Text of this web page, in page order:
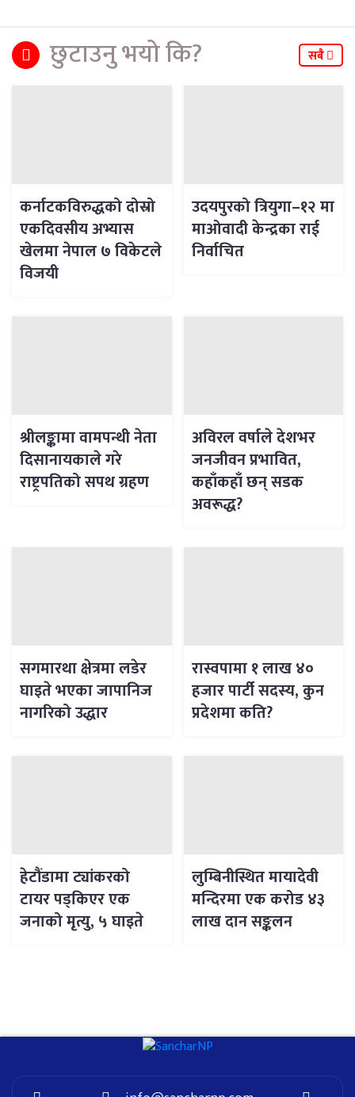
छुटाउनु भयो कि? सबै
कर्नाटकविरुद्धको दोस्रो
एकदिवसीय अभ्यास
खेलमा नेपाल ७ विकेटले
विजयी
उदयपुरको त्रियुगा–१२ मा
माओवादी केन्द्रका राई
निर्वाचित
श्रीलङ्कामा वामपन्थी नेता
दिसानायकाले गरे
राष्ट्रपतिको सपथ ग्रहण
अविरल वर्षाले देशभर
जनजीवन प्रभावित,
कहाँकहाँ छन् सडक
अवरूद्ध?
सगमारथा क्षेत्रमा लडेर
घाइते भएका जापानिज
नागरिको उद्धार
रास्वपामा १ लाख ४०
हजार पार्टी सदस्य, कुन
प्रदेशमा कति?
हेटौंडामा ट्यांकरको
टायर पड्किएर एक
जनाको मृत्यु, ५ घाइते
लुम्बिनीस्थित मायादेवी
मन्दिरमा एक करोड ४३
लाख दान सङ्कलन